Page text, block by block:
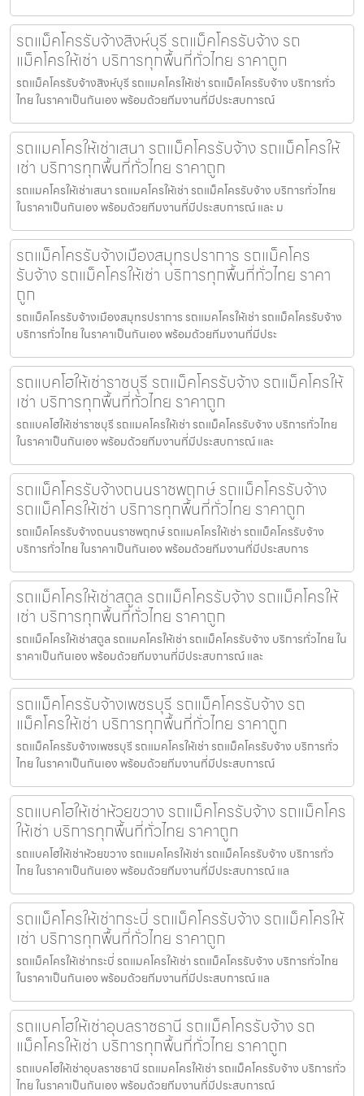
รถแม็คโครรับจ้างสิงห์บุรี รถแม็คโครรับจ้าง รถ
แม็คโครให้เช่า บริการทุกพื้นที่ทั่วไทย ราคาถูก
รถแม็คโครรับจ้างสิงห์บุรี รถแมคโครให้เช่า รถแม็คโครรับจ้าง บริการทั่ว
ไทย ในราคาเป็นกันเอง พร้อมด้วยทีมงานที่มีประสบการณ์
รถแมคโครให้เช่าเสนา รถแม็คโครรับจ้าง รถแม็คโครให้
เช่า บริการทุกพื้นที่ทั่วไทย ราคาถูก
รถแมคโครให้เช่าเสนา รถแมคโครให้เช่า รถแม็คโครรับจ้าง บริการทั่วไทย
ในราคาเป็นกันเอง พร้อมด้วยทีมงานที่มีประสบการณ์ และ ม
รถแม็คโครรับจ้างเมืองสมุทรปราการ รถแม็คโคร
รับจ้าง รถแม็คโครให้เช่า บริการทุกพื้นที่ทั่วไทย ราคา
ถูก
รถแม็คโครรับจ้างเมืองสมุทรปราการ รถแมคโครให้เช่า รถแม็คโครรับจ้าง
บริการทั่วไทย ในราคาเป็นกันเอง พร้อมด้วยทีมงานที่มีประ
รถแบคโฮให้เช่าราชบุรี รถแม็คโครรับจ้าง รถแม็คโครให้
เช่า บริการทุกพื้นที่ทั่วไทย ราคาถูก
รถแบคโฮให้เช่าราชบุรี รถแมคโครให้เช่า รถแม็คโครรับจ้าง บริการทั่วไทย
ในราคาเป็นกันเอง พร้อมด้วยทีมงานที่มีประสบการณ์ และ
รถแม็คโครรับจ้างถนนราชพฤกษ์ รถแม็คโครรับจ้าง
รถแม็คโครให้เช่า บริการทุกพื้นที่ทั่วไทย ราคาถูก
รถแม็คโครรับจ้างถนนราชพฤกษ์ รถแมคโครให้เช่า รถแม็คโครรับจ้าง
บริการทั่วไทย ในราคาเป็นกันเอง พร้อมด้วยทีมงานที่มีประสบการ
รถแม็คโครให้เช่าสตูล รถแม็คโครรับจ้าง รถแม็คโครให้
เช่า บริการทุกพื้นที่ทั่วไทย ราคาถูก
รถแม็คโครให้เช่าสตูล รถแมคโครให้เช่า รถแม็คโครรับจ้าง บริการทั่วไทย ใน
ราคาเป็นกันเอง พร้อมด้วยทีมงานที่มีประสบการณ์ และ
รถแม็คโครรับจ้างเพชรบุรี รถแม็คโครรับจ้าง รถ
แม็คโครให้เช่า บริการทุกพื้นที่ทั่วไทย ราคาถูก
รถแม็คโครรับจ้างเพชรบุรี รถแมคโครให้เช่า รถแม็คโครรับจ้าง บริการทั่ว
ไทย ในราคาเป็นกันเอง พร้อมด้วยทีมงานที่มีประสบการณ์
รถแบคโฮให้เช่าห้วยขวาง รถแม็คโครรับจ้าง รถแม็คโคร
ให้เช่า บริการทุกพื้นที่ทั่วไทย ราคาถูก
รถแบคโฮให้เช่าห้วยขวาง รถแมคโครให้เช่า รถแม็คโครรับจ้าง บริการทั่ว
ไทย ในราคาเป็นกันเอง พร้อมด้วยทีมงานที่มีประสบการณ์ แล
รถแม็คโครให้เช่ากระบี่ รถแม็คโครรับจ้าง รถแม็คโครให้
เช่า บริการทุกพื้นที่ทั่วไทย ราคาถูก
รถแม็คโครให้เช่ากระบี่ รถแมคโครให้เช่า รถแม็คโครรับจ้าง บริการทั่วไทย
ในราคาเป็นกันเอง พร้อมด้วยทีมงานที่มีประสบการณ์ แล
รถแบคโฮให้เช่าอุบลราชธานี รถแม็คโครรับจ้าง รถ
แม็คโครให้เช่า บริการทุกพื้นที่ทั่วไทย ราคาถูก
รถแบคโฮให้เช่าอุบลราชธานี รถแมคโครให้เช่า รถแม็คโครรับจ้าง บริการทั่ว
ไทย ในราคาเป็นกันเอง พร้อมด้วยทีมงานที่มีประสบการณ์